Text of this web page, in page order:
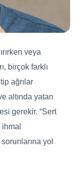
veya
birçok farklı
ağrılar
altında yatan
gerekir. “Sert
yol